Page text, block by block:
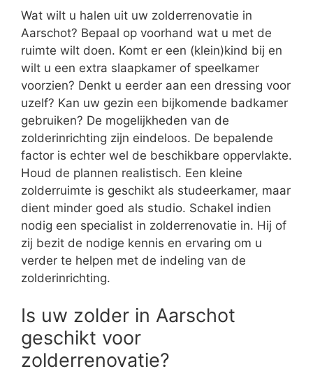
Wat wilt u halen uit uw zolderrenovatie in
Aarschot? Bepaal op voorhand wat u met de
ruimte wilt doen. Komt er een (klein)kind bij en
wilt u een extra slaapkamer of speelkamer
voorzien? Denkt u eerder aan een dressing voor
uzelf? Kan uw gezin een bijkomende badkamer
gebruiken? De mogelijkheden van de
zolderinrichting zijn eindeloos. De bepalende
factor is echter wel de beschikbare oppervlakte.
Houd de plannen realistisch. Een kleine
zolderruimte is geschikt als studeerkamer, maar
dient minder goed als studio. Schakel indien
nodig een specialist in zolderrenovatie in. Hij of
zij bezit de nodige kennis en ervaring om u
verder te helpen met de indeling van de
zolderinrichting.
Is uw zolder in Aarschot
geschikt voor
zolderrenovatie?